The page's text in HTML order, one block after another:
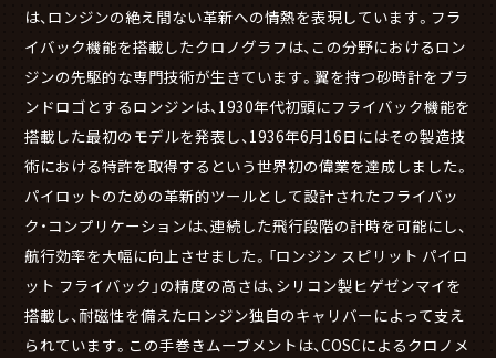
は、ロンジンの絶え間ない革新への情熱を表現しています。フラ
イバック機能を搭載したクロノグラフは、この分野におけるロン
ジンの先駆的な専門技術が生きています。翼を持つ砂時計をブラ
ンドロゴとするロンジンは、1930年代初頭にフライバック機能を
搭載した最初のモデルを発表し、1936年6月16日にはその製造技
術における特許を取得するという世界初の偉業を達成しました。
パイロットのための革新的ツールとして設計されたフライバッ
ク・コンプリケーションは、連続した飛行段階の計時を可能にし、
航行効率を大幅に向上させました。「ロンジン スピリット パイロ
ット フライバック」の精度の高さは、シリコン製ヒゲゼンマイを
搭載し、耐磁性を備えたロンジン独自のキャリバーによって支え
られています。この手巻きムーブメントは、COSCによるクロノメ